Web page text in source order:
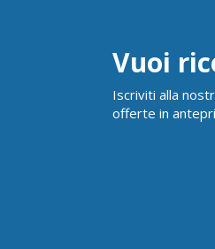
Vuoi
Iscriviti alla
offerte in